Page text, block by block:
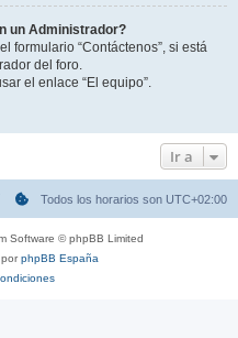
un Administrador?
formulario “Contáctenos”, si está
del foro.
el enlace “El equipo”.
Ir a
Todos los horarios son UTC+02:00
Software © phpBB Limited
porphpBB España